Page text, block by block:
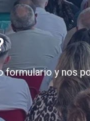
formulario y nos